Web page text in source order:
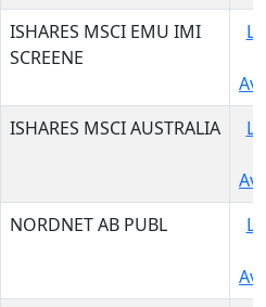
ISHARES MSCI EMU IMI
SCREENE
ISHARES MSCI AUSTRALIA
NORDNET AB PUBL